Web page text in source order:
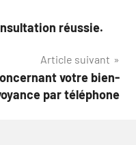
réussie.
Article suivant
votre bien-
par téléphone